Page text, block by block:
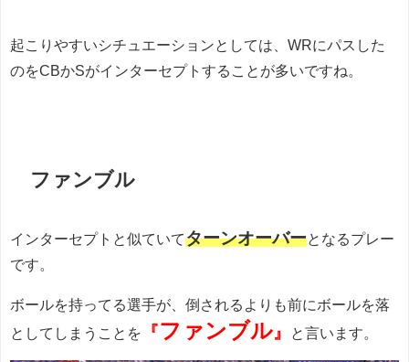
起こりやすいシチュエーションとしては、WRにパスした
のをCBかSがインターセプトすることが多いですね。
ファンブル
インターセプトと似ていてターンオーバーとなるプレー
です。
ボールを持ってる選手が、倒されるよりも前にボールを落
としてしまうことを
『ファンブル 』 と言います。